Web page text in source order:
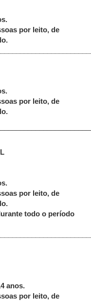
por leito, de
por leito, de
por leito, de
todo o período
anos.
por leito, de